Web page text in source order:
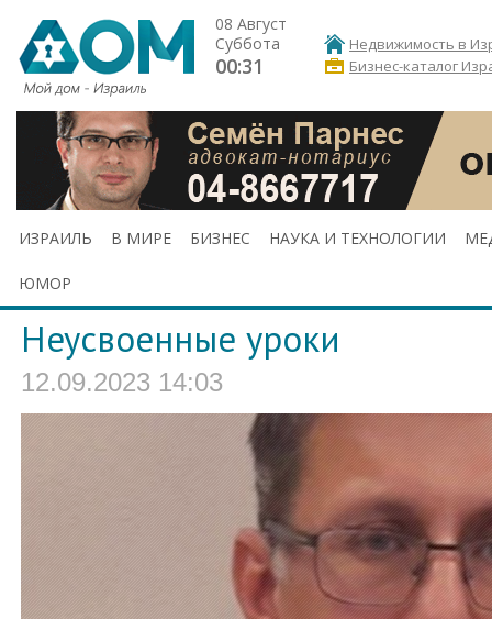
08 Август
Суббота
00:31
Недвижимость в
Бизнес-каталог
ИЗРАИЛЬ В МИРЕ БИЗНЕС НАУКА И ТЕХНОЛОГИИ
ЮМОР
Неусвоенные уроки
12.09.2023 14:03